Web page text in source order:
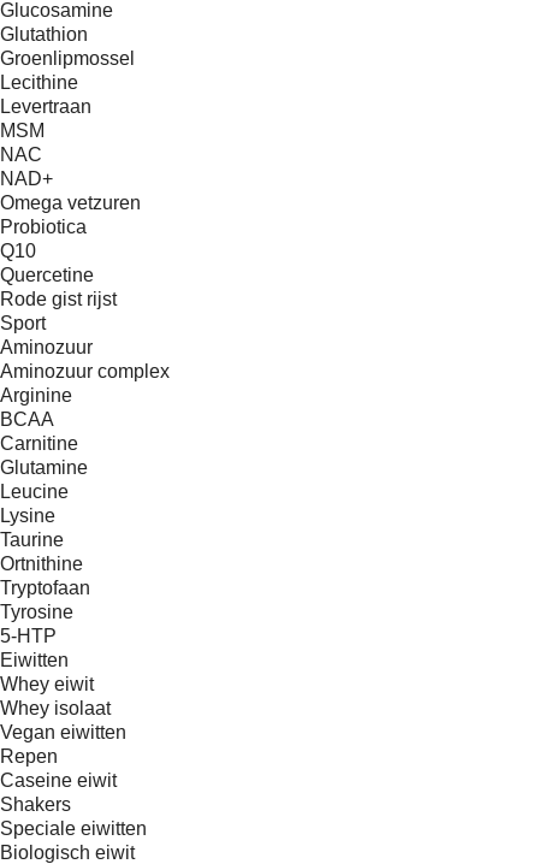
Glucosamine
Glutathion
Groenlipmossel
Lecithine
Levertraan
MSM
NAC
NAD+
Omega vetzuren
Probiotica
Q10
Quercetine
Rode gist rijst
Sport
Aminozuur
Aminozuur complex
Arginine
BCAA
Carnitine
Glutamine
Leucine
Lysine
Taurine
Ortnithine
Tryptofaan
Tyrosine
5-HTP
Eiwitten
Whey eiwit
Whey isolaat
Vegan eiwitten
Repen
Caseine eiwit
Shakers
Speciale eiwitten
Biologisch eiwit